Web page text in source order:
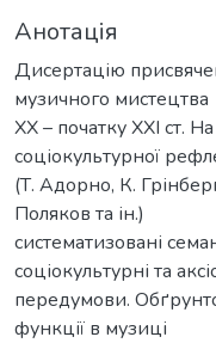
Анотація
Дисертацію
музичного мистецтва
ХХ – початку ХХІ ст.
соціокультурної
(Т. Адорно, К.
Поляков та ін.)
систематизовані
соціокультурні та
передумови.
функції в музиці